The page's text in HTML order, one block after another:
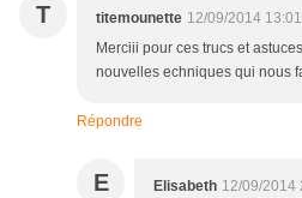
T titemounette 12/09/2014 13:01
Merciii pour ces trucs et
nouvelles echniques qui nous
Répondre
E Elisabeth 12/09/2014